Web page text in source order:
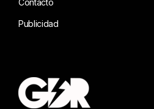
Contacto
Publicidad